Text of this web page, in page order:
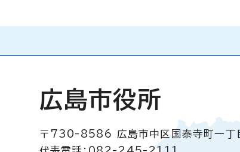
広島市役所
〒730-8586
広島市中区国泰寺町一